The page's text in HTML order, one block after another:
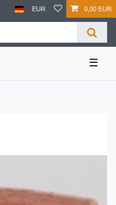
EUR 0,00 EUR
☰